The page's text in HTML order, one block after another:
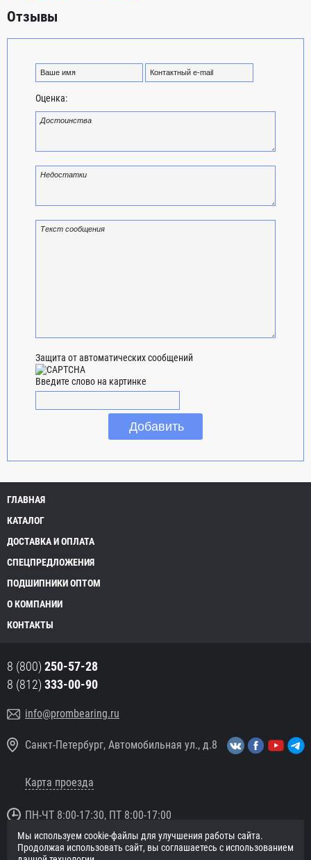
Отзывы
Оценка:
Защита от автоматических сообщений
Введите слово на картинке
ГЛАВНАЯ
КАТАЛОГ
ДОСТАВКА И ОПЛАТА
СПЕЦПРЕДЛОЖЕНИЯ
ПОДШИПНИКИ ОПТОМ
О КОМПАНИИ
КОНТАКТЫ
8 (800) 250-57-28
8 (812) 333-00-90
info@prombearing.ru
Санкт-Петербург, Автомобильная ул., д.8
Карта проезда
ПН-ЧТ 8:00-17:30, ПТ 8:00-17:00
© 2016 «PromBearing.ru»
Подшипники оптом и в розницу.
Мы используем cookie-файлы для улучшения работы сайта.
Продолжая использовать сайт, вы соглашаетесь с использованием